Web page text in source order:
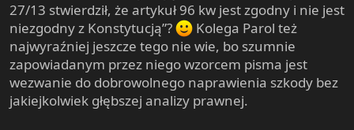
27/13 stwierdził, że artykuł 96 kw jest zgodny i nie jest
niezgodny z Konstytucją”?
Kolega Parol też
najwyraźniej jeszcze tego nie wie, bo szumnie
zapowiadanym przez niego wzorcem pisma jest
wezwanie do dobrowolnego naprawienia szkody bez
jakiejkolwiek głębszej analizy prawnej.